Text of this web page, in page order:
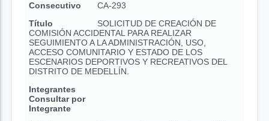
Consecutivo
CA-293
Título
SOLICITUD DE CREACIÓN DE
COMISIÓN ACCIDENTAL PARA REALIZAR
SEGUIMIENTO A LA ADMINISTRACIÓN, USO,
ACCESO COMUNITARIO Y ESTADO DE LOS
ESCENARIOS DEPORTIVOS Y RECREATIVOS DEL
DISTRITO DE MEDELLÍN.
Integrantes
Consultar por
Integrante